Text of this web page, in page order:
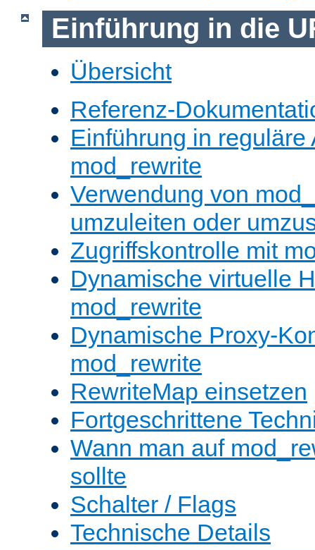
Einführung in die
Übersicht
Referenz-
Einführung in reguläre
mod_rewrite
Verwendung von
umzuleiten oder
Zugriffskontrolle mit
Dynamische virtuelle
mod_rewrite
Dynamische Proxy-
mod_rewrite
RewriteMap einsetzen
Fortgeschrittene
Wann man auf
sollte
Schalter / Flags
Technische Details